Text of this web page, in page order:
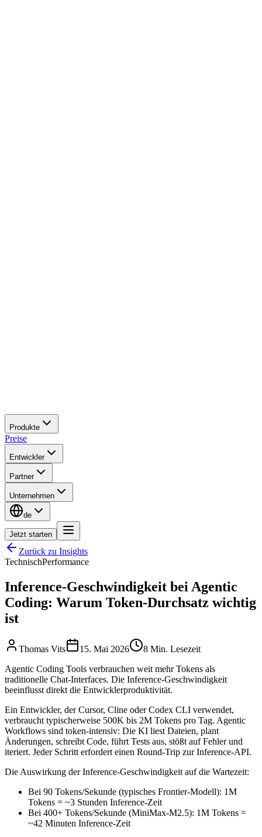
Produkte
Preise
Entwickler
Partner
Unternehmen
de
Jetzt starten
Zurück zu Insights
TechnischPerformance
Inference-Geschwindigkeit bei Agentic
Coding: Warum Token-Durchsatz wichtig
ist
Thomas Vits 15. Mai 2026
8 Min. Lesezeit
Agentic Coding Tools verbrauchen weit mehr Tokens als
traditionelle Chat-Interfaces. Die Inference-Geschwindigkeit
beeinflusst direkt die Entwicklerproduktivität.
Ein Entwickler, der Cursor, Cline oder Codex CLI verwendet,
verbraucht typischerweise 500K bis 2M Tokens pro Tag. Agentic
Workflows sind token-intensiv: Die KI liest Dateien, plant
Änderungen, schreibt Code, führt Tests aus, stößt auf Fehler und
iteriert. Jeder Schritt erfordert einen Round-Trip zur Inference-API.
Die Auswirkung der Inference-Geschwindigkeit auf die Wartezeit:
Bei 90 Tokens/Sekunde (typisches Frontier-Modell): 1M
Tokens = ~3 Stunden Inference-Zeit
Bei 400+ Tokens/Sekunde (MiniMax-M2.5): 1M Tokens =
~42 Minuten Inference-Zeit